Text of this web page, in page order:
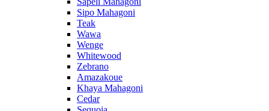
Sipo Mahagoni
Teak
Wawa
Wenge
Whitewood
Zebrano
Amazakoue
Khaya Mahagoni
Cedar